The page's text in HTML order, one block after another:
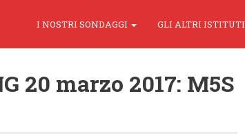
I NOSTRI SONDAGGI GLI ALTRI ISTITUTI
20 marzo 2017: M5S